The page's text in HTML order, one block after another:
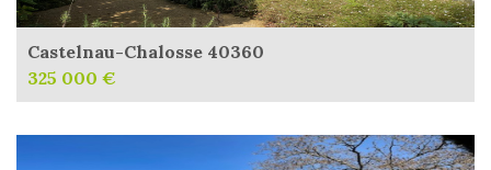
Castelnau-Chalosse 40360
325 000 €